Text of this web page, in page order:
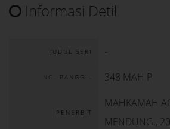
Informasi Detil
JUDUL SERI -
NO. PANGGIL 348 MAH P
PENERBIT
MAHKAMAH
MENDUNG.,